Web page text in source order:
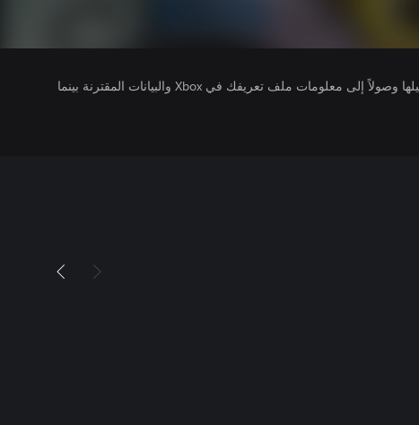
يتلقى ناشرو الألعاب التي تقوم بتشغيلها وصولاً إلى معلومات ملف تعريفك في Xbox والبيانات المقترنة بينما